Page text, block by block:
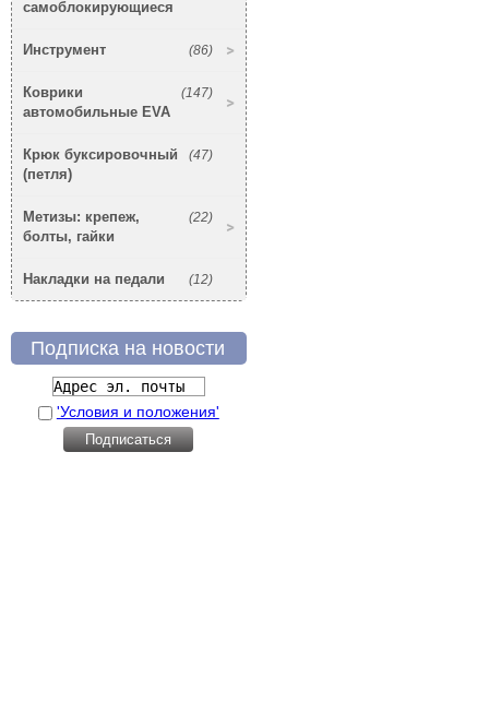
самоблокирующиеся
(86)
Инструмент
(147)
Коврики
автомобильные EVA
(47)
Крюк буксировочный
(петля)
(22)
Метизы: крепеж,
болты, гайки
(12)
Накладки на педали
Подписка на новости
'Условия и положения'